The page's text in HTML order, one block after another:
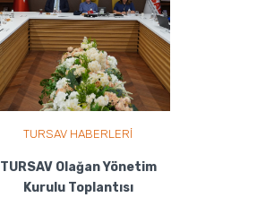
TURSAV HABERLERİ
TURSAV Olağan Yönetim
Kurulu Toplantısı